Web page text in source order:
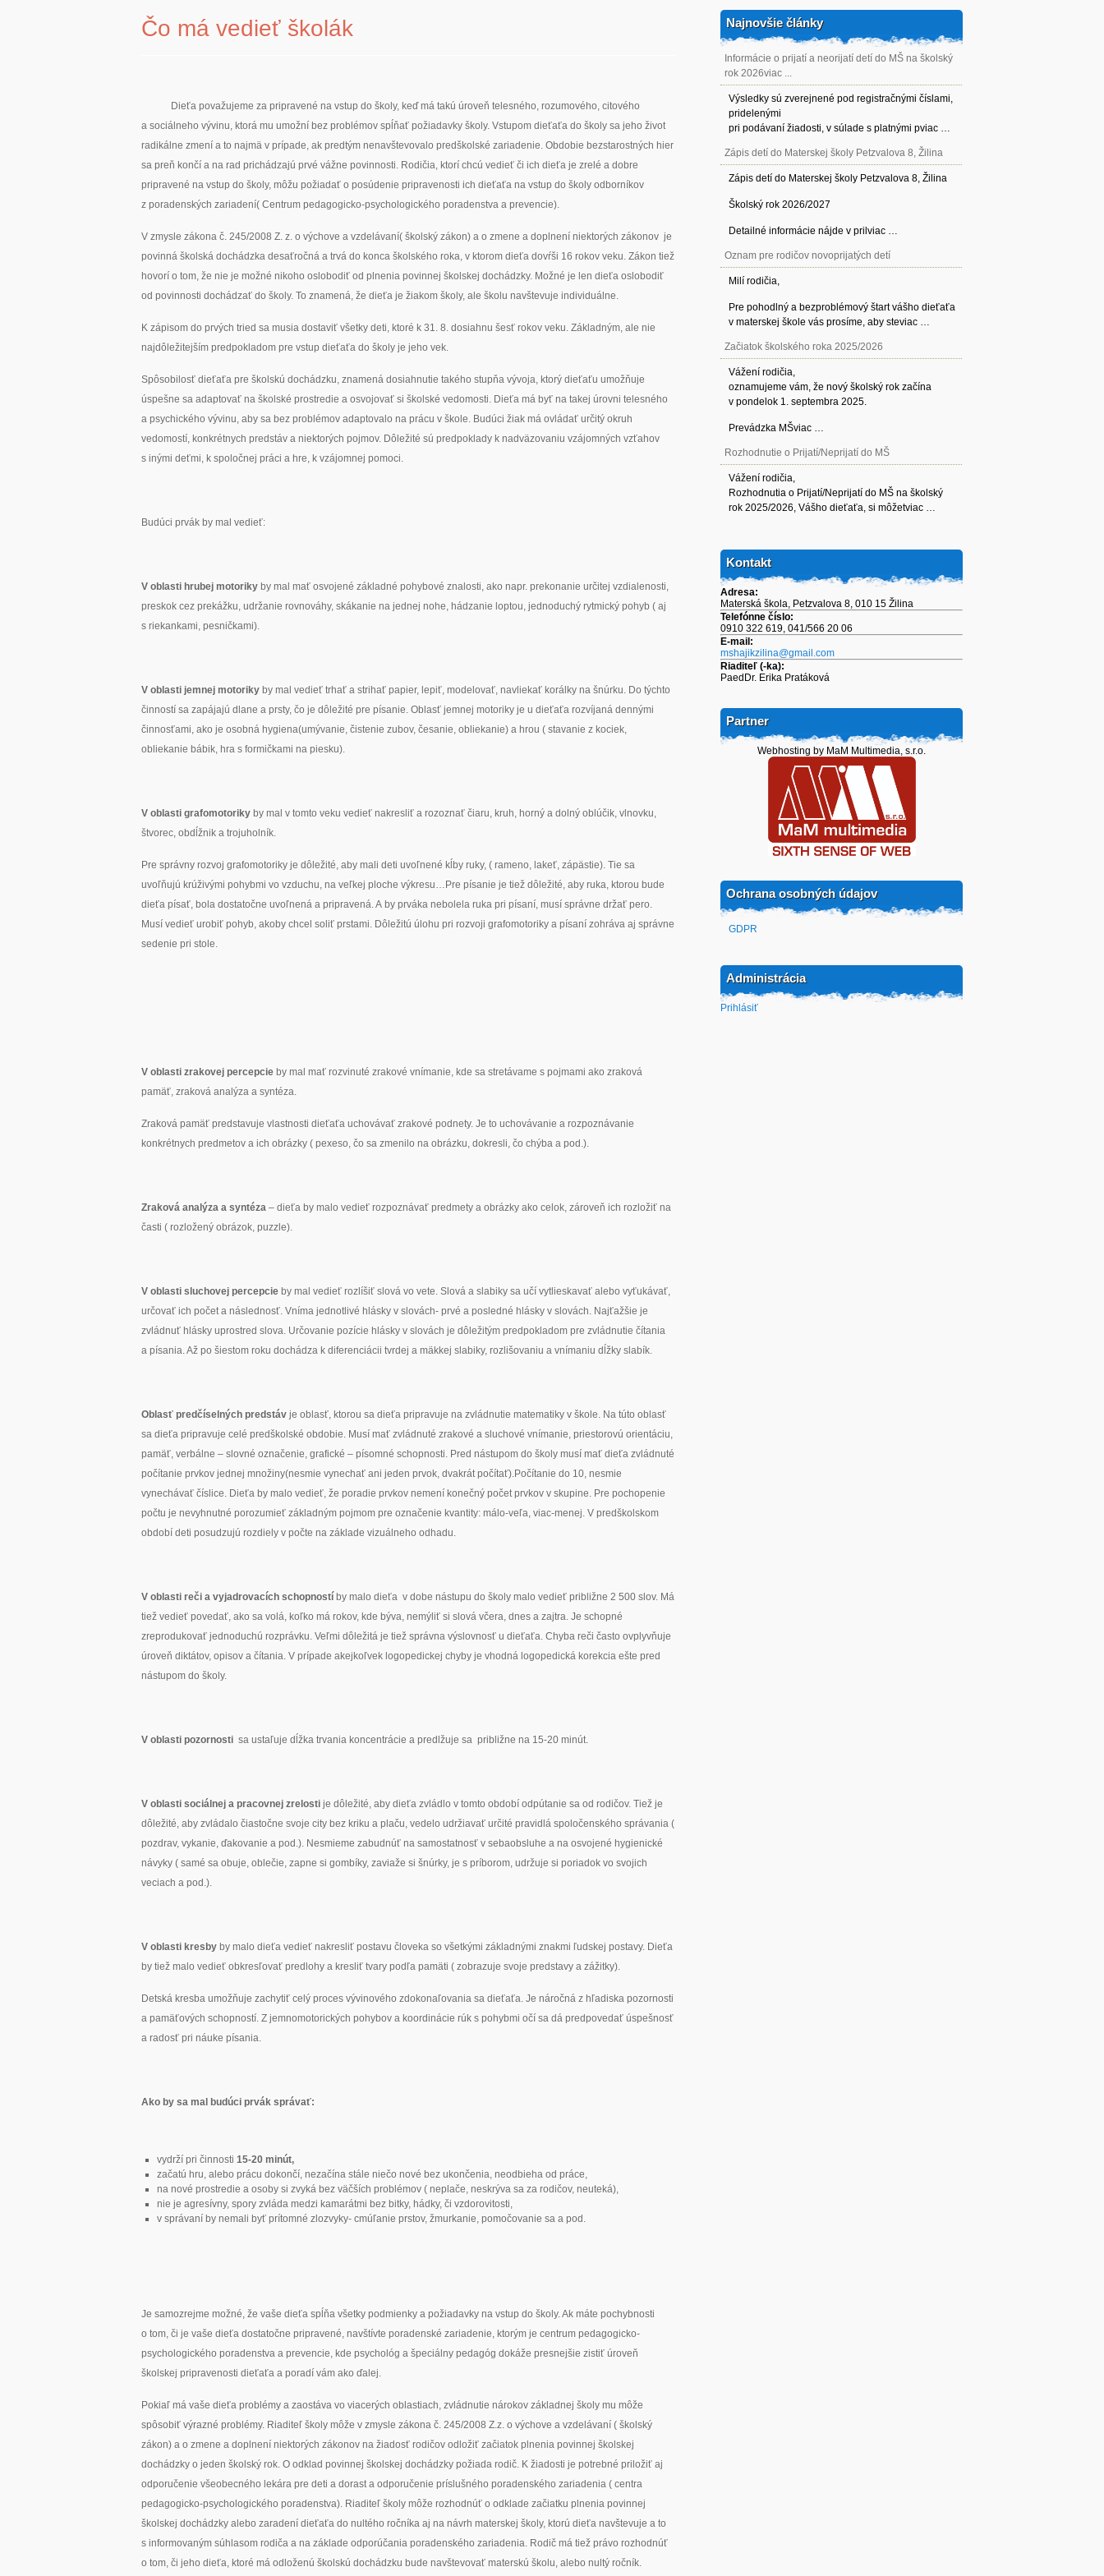
Čo má vedieť školák
Dieťa považujeme za pripravené na vstup do školy, keď má takú úroveň telesného, rozumového, citového
a sociálneho vývinu, ktorá mu umožní bez problémov spĺňať požiadavky školy. Vstupom dieťaťa do školy sa jeho život
radikálne zmení a to najmä v prípade, ak predtým nenavštevovalo predškolské zariadenie. Obdobie bezstarostných hier
sa preň končí a na rad prichádzajú prvé vážne povinnosti. Rodičia, ktorí chcú vedieť či ich dieťa je zrelé a dobre
pripravené na vstup do školy, môžu požiadať o posúdenie pripravenosti ich dieťaťa na vstup do školy odborníkov
z poradenských zariadení( Centrum pedagogicko-psychologického poradenstva a prevencie).
V zmysle zákona č. 245/2008 Z. z. o výchove a vzdelávaní( školský zákon) a o zmene a doplnení niektorých zákonov je
povinná školská dochádzka desaťročná a trvá do konca školského roka, v ktorom dieťa dovŕši 16 rokov veku. Zákon tiež
hovorí o tom, že nie je možné nikoho oslobodiť od plnenia povinnej školskej dochádzky. Možné je len dieťa oslobodiť
od povinnosti dochádzať do školy. To znamená, že dieťa je žiakom školy, ale školu navštevuje individuálne.
K zápisom do prvých tried sa musia dostaviť všetky deti, ktoré k 31. 8. dosiahnu šesť rokov veku. Základným, ale nie
najdôležitejším predpokladom pre vstup dieťaťa do školy je jeho vek.
Spôsobilosť dieťaťa pre školskú dochádzku, znamená dosiahnutie takého stupňa vývoja, ktorý dieťaťu umožňuje
úspešne sa adaptovať na školské prostredie a osvojovať si školské vedomosti. Dieťa má byť na takej úrovni telesného
a psychického vývinu, aby sa bez problémov adaptovalo na prácu v škole. Budúci žiak má ovládať určitý okruh
vedomostí, konkrétnych predstáv a niektorých pojmov. Dôležité sú predpoklady k nadväzovaniu vzájomných vzťahov
s inými deťmi, k spoločnej práci a hre, k vzájomnej pomoci.
Budúci prvák by mal vedieť:
V oblasti hrubej motoriky by mal mať osvojené základné pohybové znalosti, ako napr. prekonanie určitej vzdialenosti,
preskok cez prekážku, udržanie rovnováhy, skákanie na jednej nohe, hádzanie loptou, jednoduchý rytmický pohyb ( aj
s riekankami, pesničkami).
V oblasti jemnej motoriky by mal vedieť trhať a strihať papier, lepiť, modelovať, navliekať korálky na šnúrku. Do týchto
činností sa zapájajú dlane a prsty, čo je dôležité pre písanie. Oblasť jemnej motoriky je u dieťaťa rozvíjaná dennými
činnosťami, ako je osobná hygiena(umývanie, čistenie zubov, česanie, obliekanie) a hrou ( stavanie z kociek,
obliekanie bábik, hra s formičkami na piesku).
V oblasti grafomotoriky by mal v tomto veku vedieť nakresliť a rozoznať čiaru, kruh, horný a dolný oblúčik, vlnovku,
štvorec, obdĺžnik a trojuholník.
Pre správny rozvoj grafomotoriky je dôležité, aby mali deti uvoľnené kĺby ruky, ( rameno, lakeť, zápästie). Tie sa
uvoľňujú krúživými pohybmi vo vzduchu, na veľkej ploche výkresu…Pre písanie je tiež dôležité, aby ruka, ktorou bude
dieťa písať, bola dostatočne uvoľnená a pripravená. A by prváka nebolela ruka pri písaní, musí správne držať pero.
Musí vedieť urobiť pohyb, akoby chcel soliť prstami. Dôležitú úlohu pri rozvoji grafomotoriky a písaní zohráva aj správne
sedenie pri stole.
V oblasti zrakovej percepcie by mal mať rozvinuté zrakové vnímanie, kde sa stretávame s pojmami ako zraková
pamäť, zraková analýza a syntéza.
Zraková pamäť predstavuje vlastnosti dieťaťa uchovávať zrakové podnety. Je to uchovávanie a rozpoznávanie
konkrétnych predmetov a ich obrázky ( pexeso, čo sa zmenilo na obrázku, dokresli, čo chýba a pod.).
Zraková analýza a syntéza – dieťa by malo vedieť rozpoznávať predmety a obrázky ako celok, zároveň ich rozložiť na
časti ( rozložený obrázok, puzzle).
V oblasti sluchovej percepcie by mal vedieť rozlíšiť slová vo vete. Slová a slabiky sa učí vytlieskavať alebo vyťukávať,
určovať ich počet a následnosť. Vníma jednotlivé hlásky v slovách- prvé a posledné hlásky v slovách. Najťažšie je
zvládnuť hlásky uprostred slova. Určovanie pozície hlásky v slovách je dôležitým predpokladom pre zvládnutie čítania
a písania. Až po šiestom roku dochádza k diferenciácii tvrdej a mäkkej slabiky, rozlišovaniu a vnímaniu dĺžky slabík.
Oblasť predčíselných predstáv je oblasť, ktorou sa dieťa pripravuje na zvládnutie matematiky v škole. Na túto oblasť
sa dieťa pripravuje celé predškolské obdobie. Musí mať zvládnuté zrakové a sluchové vnímanie, priestorovú orientáciu,
pamäť, verbálne – slovné označenie, grafické – písomné schopnosti. Pred nástupom do školy musí mať dieťa zvládnuté
počítanie prvkov jednej množiny(nesmie vynechať ani jeden prvok, dvakrát počítať).Počítanie do 10, nesmie
vynechávať číslice. Dieťa by malo vedieť, že poradie prvkov nemení konečný počet prvkov v skupine. Pre pochopenie
počtu je nevyhnutné porozumieť základným pojmom pre označenie kvantity: málo-veľa, viac-menej. V predškolskom
období deti posudzujú rozdiely v počte na základe vizuálneho odhadu.
V oblasti reči a vyjadrovacích schopností by malo dieťa v dobe nástupu do školy malo vedieť približne 2 500 slov. Má
tiež vedieť povedať, ako sa volá, koľko má rokov, kde býva, nemýliť si slová včera, dnes a zajtra. Je schopné
zreprodukovať jednoduchú rozprávku. Veľmi dôležitá je tiež správna výslovnosť u dieťaťa. Chyba reči často ovplyvňuje
úroveň diktátov, opisov a čítania. V prípade akejkoľvek logopedickej chyby je vhodná logopedická korekcia ešte pred
nástupom do školy.
V oblasti pozornosti sa ustaľuje dĺžka trvania koncentrácie a predlžuje sa približne na 15-20 minút.
V oblasti sociálnej a pracovnej zrelosti je dôležité, aby dieťa zvládlo v tomto období odpútanie sa od rodičov. Tiež je
dôležité, aby zvládalo čiastočne svoje city bez kriku a plaču, vedelo udržiavať určité pravidlá spoločenského správania (
pozdrav, vykanie, ďakovanie a pod.). Nesmieme zabudnúť na samostatnosť v sebaobsluhe a na osvojené hygienické
návyky ( samé sa obuje, oblečie, zapne si gombíky, zaviaže si šnúrky, je s príborom, udržuje si poriadok vo svojich
veciach a pod.).
V oblasti kresby by malo dieťa vedieť nakresliť postavu človeka so všetkými základnými znakmi ľudskej postavy. Dieťa
by tiež malo vedieť obkresľovať predlohy a kresliť tvary podľa pamäti ( zobrazuje svoje predstavy a zážitky).
Detská kresba umožňuje zachytiť celý proces vývinového zdokonaľovania sa dieťaťa. Je náročná z hľadiska pozornosti
a pamäťových schopností. Z jemnomotorických pohybov a koordinácie rúk s pohybmi očí sa dá predpovedať úspešnosť
a radosť pri náuke písania.
Ako by sa mal budúci prvák správať:
vydrží pri činnosti 15-20 minút,
začatú hru, alebo prácu dokončí, nezačína stále niečo nové bez ukončenia, neodbieha od práce,
na nové prostredie a osoby si zvyká bez väčších problémov ( neplače, neskrýva sa za rodičov, neuteká),
nie je agresívny, spory zvláda medzi kamarátmi bez bitky, hádky, či vzdorovitosti,
v správaní by nemali byť prítomné zlozvyky- cmúľanie prstov, žmurkanie, pomočovanie sa a pod.
Je samozrejme možné, že vaše dieťa spĺňa všetky podmienky a požiadavky na vstup do školy. Ak máte pochybnosti
o tom, či je vaše dieťa dostatočne pripravené, navštívte poradenské zariadenie, ktorým je centrum pedagogicko-
psychologického poradenstva a prevencie, kde psychológ a špeciálny pedagóg dokáže presnejšie zistiť úroveň
školskej pripravenosti dieťaťa a poradí vám ako ďalej.
Pokiaľ má vaše dieťa problémy a zaostáva vo viacerých oblastiach, zvládnutie nárokov základnej školy mu môže
spôsobiť výrazné problémy. Riaditeľ školy môže v zmysle zákona č. 245/2008 Z.z. o výchove a vzdelávaní ( školský
zákon) a o zmene a doplnení niektorých zákonov na žiadosť rodičov odložiť začiatok plnenia povinnej školskej
dochádzky o jeden školský rok. O odklad povinnej školskej dochádzky požiada rodič. K žiadosti je potrebné priložiť aj
odporučenie všeobecného lekára pre deti a dorast a odporučenie príslušného poradenského zariadenia ( centra
pedagogicko-psychologického poradenstva). Riaditeľ školy môže rozhodnúť o odklade začiatku plnenia povinnej
školskej dochádzky alebo zaradení dieťaťa do nultého ročníka aj na návrh materskej školy, ktorú dieťa navštevuje a to
s informovaným súhlasom rodiča a na základe odporúčania poradenského zariadenia. Rodič má tiež právo rozhodnúť
o tom, či jeho dieťa, ktoré má odloženú školskú dochádzku bude navštevovať materskú školu, alebo nultý ročník.
Najnovšie články
Informácie o prijatí a neorijatí detí do MŠ na školský
rok 2026viac ...
Výsledky sú zverejnené pod registračnými číslami,
pridelenými
pri podávaní žiadosti, v súlade s platnými pviac …
Zápis detí do Materskej školy Petzvalova 8, Žilina
Zápis detí do Materskej školy Petzvalova 8, Žilina
Školský rok 2026/2027
Detailné informácie nájde v prilviac …
Oznam pre rodičov novoprijatých detí
Milí rodičia,
Pre pohodlný a bezproblémový štart vášho dieťaťa
v materskej škole vás prosíme, aby steviac …
Začiatok školského roka 2025/2026
Vážení rodičia,
oznamujeme vám, že nový školský rok začína
v pondelok 1. septembra 2025.
Prevádzka MŠviac …
Rozhodnutie o Prijatí/Neprijatí do MŠ
Vážení rodičia,
Rozhodnutia o Prijatí/Neprijatí do MŠ na školský
rok 2025/2026, Vášho dieťaťa, si môžetviac …
Kontakt
Adresa:
Materská škola, Petzvalova 8, 010 15 Žilina
Telefónne číslo:
0910 322 619, 041/566 20 06
E-mail:
mshajikzilina@gmail.com
Riaditeľ (-ka):
PaedDr. Erika Pratáková
Partner
Webhosting by MaM Multimedia, s.r.o.
Ochrana osobných údajov
GDPR
Administrácia
Prihlásiť